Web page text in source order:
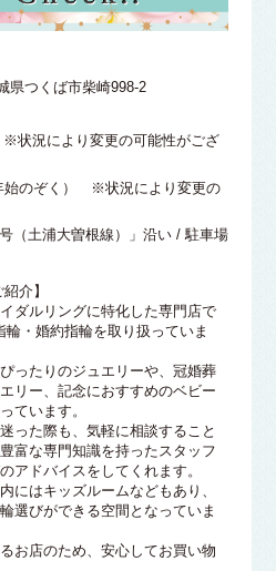
つくば市柴崎998-2
状況により変更の可能性がござ
始のぞく） ※状況により変更の
（土浦大曽根線）」沿い / 駐車場
介】
ダルリングに特化した専門店で
・婚約指輪を取り扱っていま
ったりのジュエリーや、冠婚葬
リー、記念におすすめのベビー
ています。
った際も、気軽に相談すること
富な専門知識を持ったスタッフ
アドバイスをしてくれます。
にはキッズルームなどもあり、
選びができる空間となっていま
お店のため、安心してお買い物